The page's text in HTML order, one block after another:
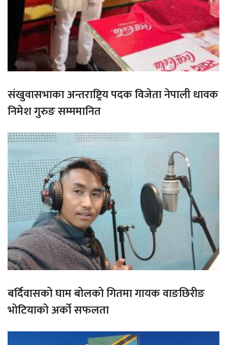
संखुवासभाका अन्तराष्ट्रिय पदक विजेता नेपाली धावक
निमेश गुरुङ सम्ममानित
बर्दिवासको घाम बोलको गितमा गायक वाङछिरीङ
भोटियाको अर्को सफलता